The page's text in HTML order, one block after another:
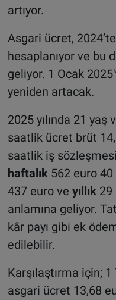
artıyor.
Asgari ücret,
hesaplanıyor ve bu
geliyor. 1 Ocak
yeniden artacak.
2025 yılında 21
saatlik ücret brüt
saatlik iş
haftalık 562 euro 40
437 euro ve yıllık 29
anlamına geliyor.
kâr payı gibi ek
edilebilir.
Karşılaştırma için;
asgari ücret 13,68